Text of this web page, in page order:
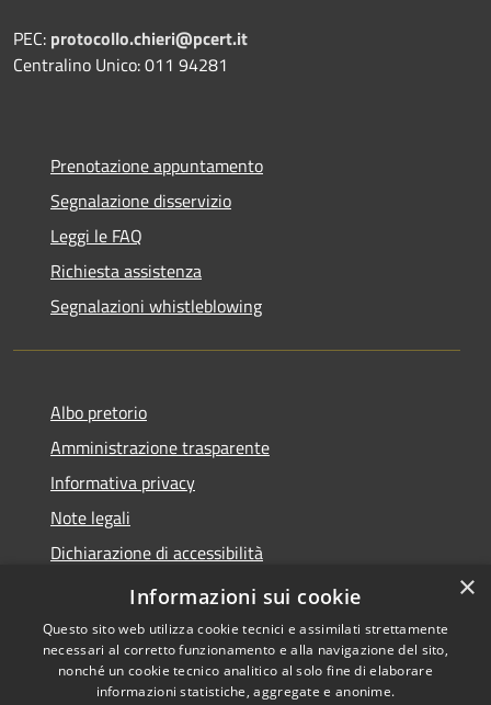
PEC: protocollo.chieri@pcert.it
Centralino Unico: 011 94281
Prenotazione appuntamento
Segnalazione disservizio
Leggi le FAQ
Richiesta assistenza
Segnalazioni whistleblowing
Albo pretorio
Amministrazione trasparente
Informativa privacy
Note legali
Dichiarazione di accessibilità
Meccanismo di Feedback
Copyright © 2026 • Comune di
×
Informazioni sui cookie
Questo sito web utilizza cookie tecnici e assimilati strettamente
necessari al corretto funzionamento e alla navigazione del sito,
nonché un cookie tecnico analitico al solo fine di elaborare
informazioni statistiche, aggregate e anonime.